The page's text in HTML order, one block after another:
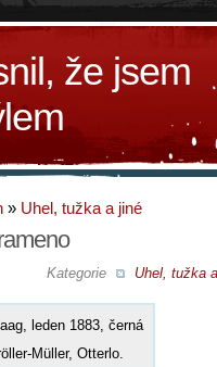
že jsem
» Uhel, tužka a jiné
Kategorie Uhel, tužka
leden 1883, černá
Müller, Otterlo.